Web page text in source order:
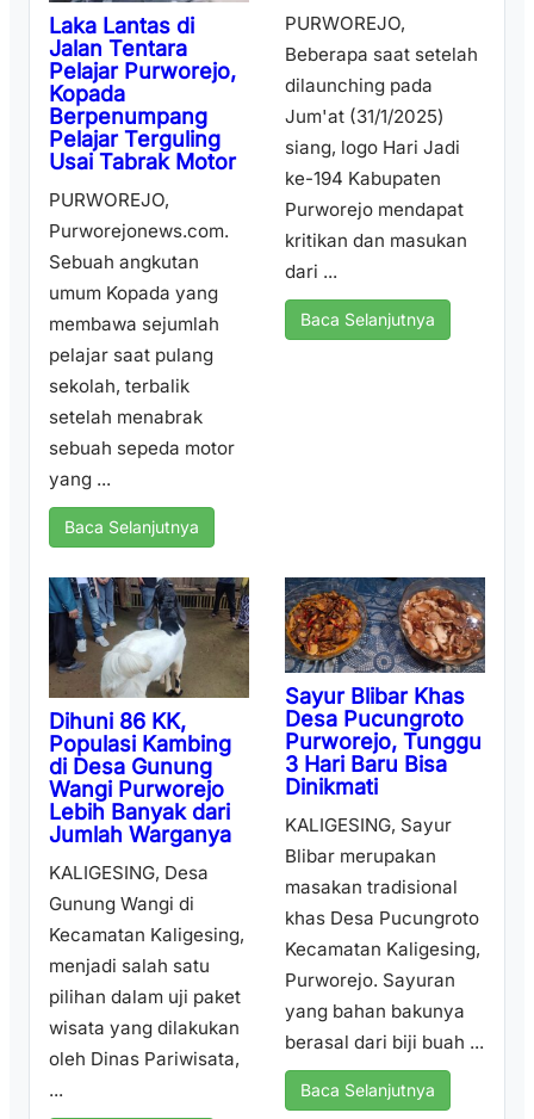
Laka Lantas di
Jalan Tentara
Pelajar Purworejo,
Kopada
Berpenumpang
Pelajar Terguling
Usai Tabrak Motor
PURWOREJO,
Purworejonews.com.
Sebuah angkutan
umum Kopada yang
membawa sejumlah
pelajar saat pulang
sekolah, terbalik
setelah menabrak
sebuah sepeda motor
yang ...
Baca Selanjutnya
PURWOREJO,
Beberapa saat setelah
dilaunching pada
Jum'at (31/1/2025)
siang, logo Hari Jadi
ke-194 Kabupaten
Purworejo mendapat
kritikan dan masukan
dari ...
Baca Selanjutnya
Dihuni 86 KK,
Populasi Kambing
di Desa Gunung
Wangi Purworejo
Lebih Banyak dari
Jumlah Warganya
KALIGESING, Desa
Gunung Wangi di
Kecamatan Kaligesing,
menjadi salah satu
pilihan dalam uji paket
wisata yang dilakukan
oleh Dinas Pariwisata,
...
Sayur Blibar Khas
Desa Pucungroto
Purworejo, Tunggu
3 Hari Baru Bisa
Dinikmati
KALIGESING, Sayur
Blibar merupakan
masakan tradisional
khas Desa Pucungroto
Kecamatan Kaligesing,
Purworejo. Sayuran
yang bahan bakunya
berasal dari biji buah ...
Baca Selanjutnya